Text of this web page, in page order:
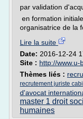
par validation
en formation
organisatrice de la
Lire la suite
Date: 2016-12-24
Site : http://
Thèmes liés :
recrutement juriste
d'avocat
master 1 droit
humaines